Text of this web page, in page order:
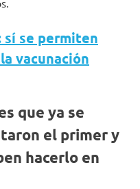
sí se permiten
vacunación
que ya se
el primer y
hacerlo en